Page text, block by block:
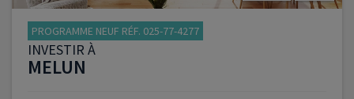
PROGRAMME NEUF RÉF. 025-77-4277
INVESTIR À
MELUN